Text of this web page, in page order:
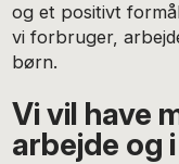
og et positivt
vi forbruger,
børn.
Vi vil have
arbejde og